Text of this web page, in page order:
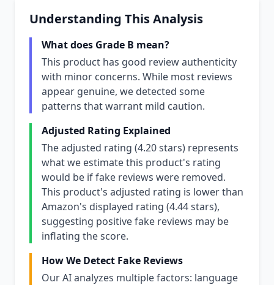
Understanding This Analysis
What does Grade B mean?
This product has good review authenticity
with minor concerns. While most reviews
appear genuine, we detected some
patterns that warrant mild caution.
Adjusted Rating Explained
The adjusted rating (4.20 stars) represents
what we estimate this product's rating
would be if fake reviews were removed.
This product's adjusted rating is lower than
Amazon's displayed rating (4.44 stars),
suggesting positive fake reviews may be
inflating the score.
How We Detect Fake Reviews
Our AI analyzes multiple factors: language